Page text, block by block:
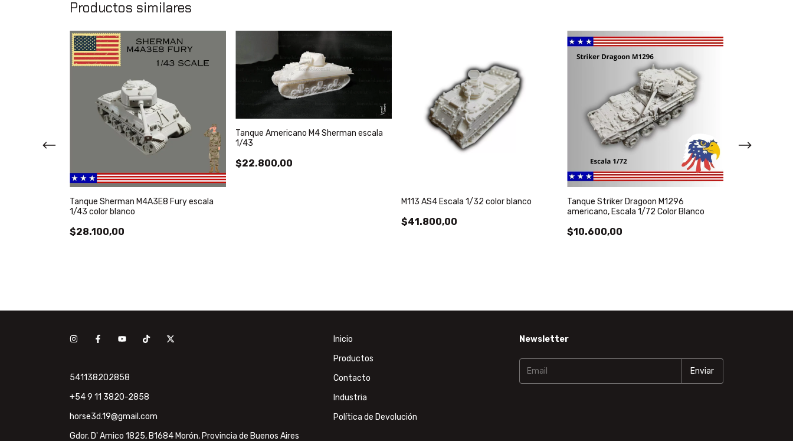
Productos similares
Tanque Sherman M4A3E8 Fury escala
1/43 color blanco
$28.100,00
Tanque Americano M4 Sherman escala
1/43
$22.800,00
M113 AS4 Escala 1/32 color blanco
$41.800,00
Tanque Striker Dragoon M1296
americano, Escala 1/72 Color Blanco
$10.600,00
541138202858
+54 9 11 3820-2858
horse3d.19@gmail.com
Gdor. D' Amico 1825, B1684 Morón, Provincia de Buenos Aires
Inicio
Productos
Contacto
Industria
Política de Devolución
Newsletter